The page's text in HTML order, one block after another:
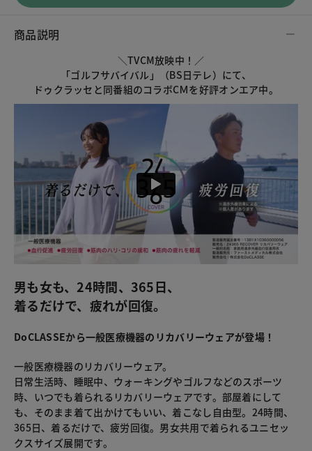
商品説明
＼TVCM放映中！／
「ゴルフサバイバル」（BS日テレ）にて、
ドゥクラッセと同番組のコラボCＭを好評オンエア中。
男も女も、24時間、365日、
着るだけで、疲れが回復。
DoCLASSEから一般医療機器のリカバリーウェアが登場！
一般医療機器のリカバリーウェア。
日常生活時、睡眠中、ウォーキングやゴルフなどのスポーツ
時、いつでも着られるリカバリーウェアです。部屋着にして
も、そのまま着て出かけてもいい、着こなし自由型。24時間、
365日、着るだけで、疲労回復。男女共用で着られるユニセッ
クスサイズ展開です。